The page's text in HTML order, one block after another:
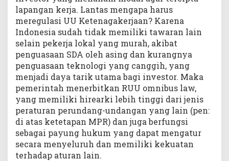
lapangan kerja. Lantas mengapa harus
meregulasi UU Ketenagakerjaan? Karena
Indonesia sudah tidak memiliki tawaran lain
selain pekerja lokal yang murah, akibat
penguasaan SDA oleh asing dan kurangnya
penguasaan teknologi yang canggih, yang
menjadi daya tarik utama bagi investor. Maka
pemerintah menerbitkan RUU omnibus law,
yang memiliki hirearki lebih tinggi dari jenis
peraturan perundang-undangan yang lain (pen:
di atas ketetapan MPR) dan juga berfungsi
sebagai payung hukum yang dapat mengatur
secara menyeluruh dan memiliki kekuatan
terhadap aturan lain.